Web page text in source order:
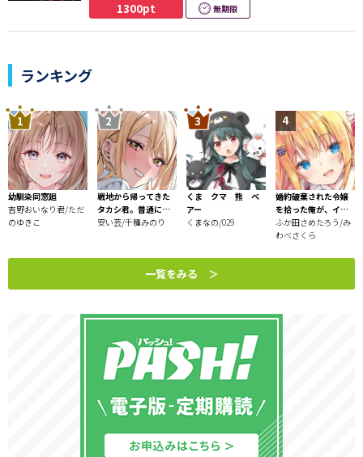
人間関係を諦めたおじさんが、
歪だけど王道な冒険の物語第２弾！！
避ける内に、枯れたおじさんになっていた。
魔法力を持ちながらもウジウジウジウジ。
そんな彼女（彼）だったが、二回り以上歳の離れた
同期冒険者たちとパーティを組み、徐々に
異世界に順応し始める──
人間関係を諦めたおじさんが、新しい自分として
異世界で心を成長させていく、歪だけど王道な
1300pt
無期限
ランキング
幼馴染同窓廻
吉野おいなり君/ただ
のゆきこ
戦地から帰ってきた
タカシ君。普通に高
校生活を送りたい
安い芸/千種みのり
くま クマ 熊 ベ
アー
くまなの/029
婚約破棄された令嬢
を拾った俺が、イケ
ナイことを教え込む
～美味しいものを食
させて、世界一幸せ
ス！～
ふか田さめたろう/み
わべさくら
一覧をみる ＞